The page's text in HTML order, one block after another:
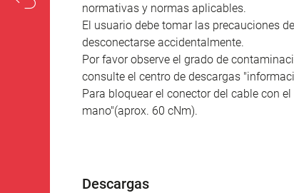
normativas y normas aplicables.
El usuario debe tomar las precauciones
desconectarse accidentalmente.
Por favor observe el grado de
consulte el centro de descargas
Para bloquear el conector del cable con
mano"(aprox. 60 cNm).
Descargas